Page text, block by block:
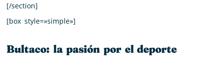
[/section]
[box style=»simple»]
Bultaco: la pasión por el deporte